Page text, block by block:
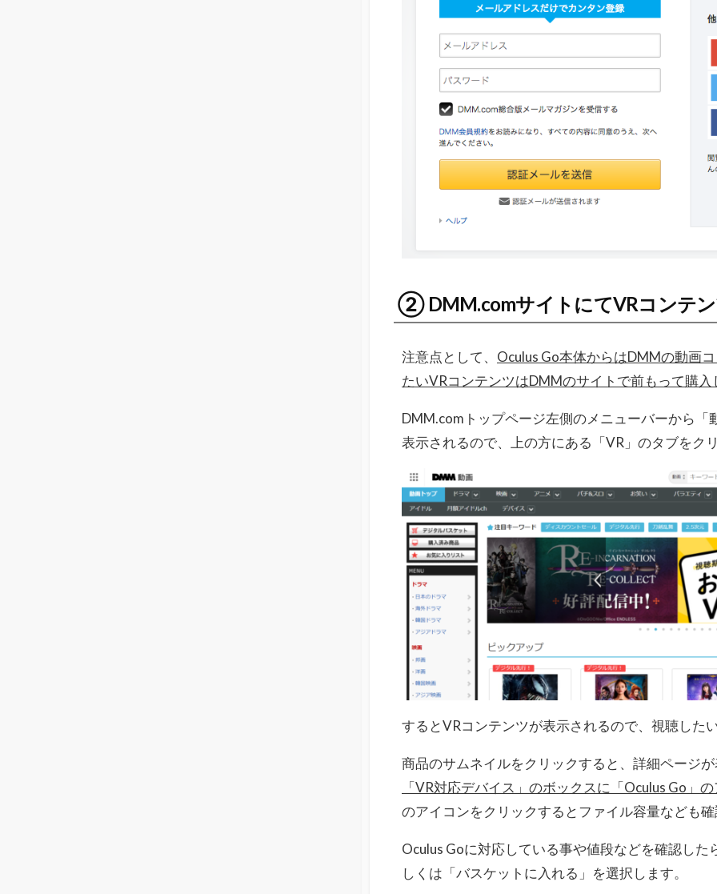
② DMM.comサイトにてVRコンテ
注意点として、 Oculus Go本体からはDMMの動画
たいVRコンテンツはDMMのサイトで前もって購
DMM.comトップページ左側のメニューバーから
表示されるので、上の方にある「VR」のタブをク
するとVRコンテンツが表示されるので、視聴した
商品のサムネイルをクリックすると、詳細ページ
「VR対応デバイス」のボックスに「Oculus Go」
のアイコンをクリックするとファイル容量なども
Oculus Goに対応している事や値段などを確認し
しくは「バスケットに入れる」を選択します。